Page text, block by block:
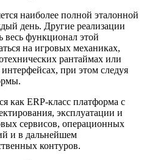
наиболее полной эталонной
день. Другие реализации
весь функционал этой
на игровых механиках,
рантаймах или
при этом следуя
как ERP-класс платформа с
эксплуатации и
сервисов, операционных
и в дальнейшем
контуров.